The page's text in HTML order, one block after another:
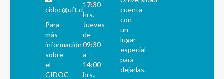
cidoc@uft.cl
Para
más
información
sobre
el
CIDOC
17:30
hrs.
Jueves
de
09:30
a
14:00
hrs.,
cuenta
con
un
lugar
especial
para
dejarlas.